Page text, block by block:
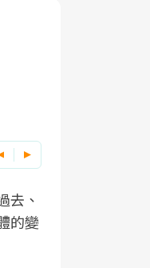
去、
的變